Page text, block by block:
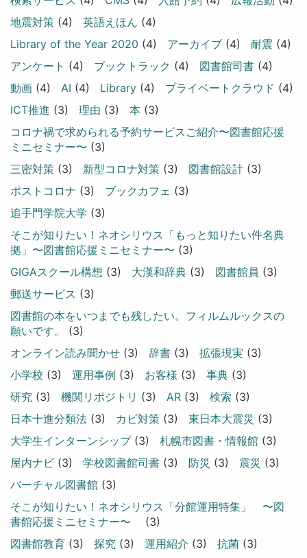
地震対策(4) 英語えほん (4)
Library of the Year 2020 (4) アーカイブ(4) 耐震 (4)
アンケート (4) ブックトラック (4) 図書館司書(4)
動画(4) AI (4) Library(4) プライベートクラウド (4)
ICT推進 (3) 理由 (3) 本(3)
コロナ禍で求められる予約サービスご紹介〜図書館応援
ミニセミナー〜 (3)
三密対策(3) 新型コロナ対策(3) 図書館設計(3)
ポストコロナ (3) ブックカフェ (3)
追手門学院大学 (3)
そこが知りたい！ネオシリウス「もっと知りたい件名典
拠」〜図書館応援ミニセミナー〜 (3)
GIGAスクール構想 (3) 大漢和辞典(3) 図書館員 (3)
郵送サービス (3)
図書館の本をいつまでも残したい。フィルムルックスの
願いです。
(3)
オンライン読み聞かせ(3) 辞書(3) 拡張現実 (3)
小学校 (3) 運用事例 (3) お客様 (3) 事典(3)
研究(3) 機関リポジトリ (3) AR(3) 検索 (3)
日本十進分類法(3) カビ対策(3) 東日本大震災 (3)
大学生インターンシップ(3) 札幌市図書・情報館(3)
屋内ナビ(3) 学校図書館司書(3) 防災 (3) 震災 (3)
バーチャル図書館(3)
そこが知りたい！ネオシリウス「分館運用特集」 〜図
書館応援ミニセミナー〜
(3)
図書館教育(3) 探究(3) 運用紹介 (3) 抗菌(3)